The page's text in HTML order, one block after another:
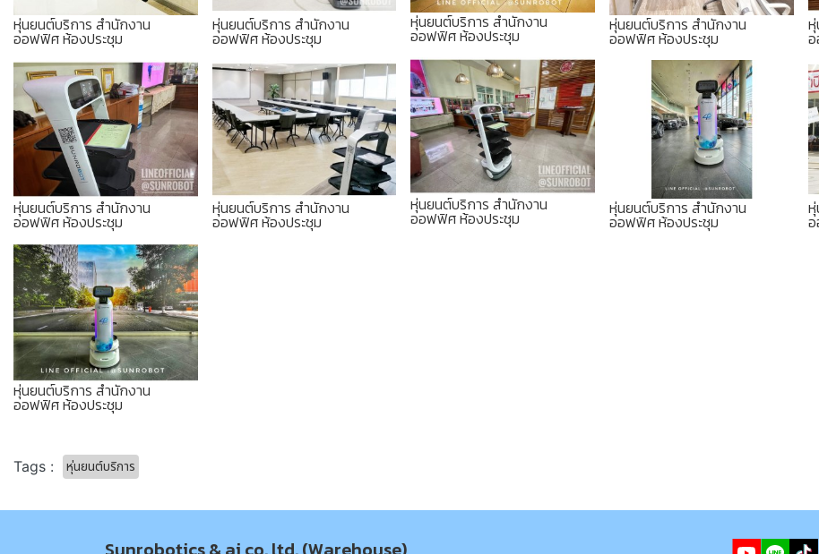
หุ่นยนต์บริการ สำนักงาน
ออฟฟิศ ห้องประชุม
หุ่นยนต์บริการ สำนักงาน
ออฟฟิศ ห้องประชุม
หุ่นยนต์บริการ สำนักงาน
ออฟฟิศ ห้องประชุม
หุ่นยนต์บริการ สำนักงาน
ออฟฟิศ ห้องประชุม
หุ่นยนต์บริการ สำนักงาน
ออฟฟิศ ห้องประชุม
หุ่นยนต์บริการ สำนักงาน
ออฟฟิศ ห้องประชุม
หุ่นยนต์บริการ สำนักงาน
ออฟฟิศ ห้องประชุม
หุ่นยนต์บริการ สำนักงาน
ออฟฟิศ ห้องประชุม
หุ่นยนต์บริการ สำนักงาน
ออฟฟิศ ห้องประชุม
Tags : หุ่นยนต์บริการ